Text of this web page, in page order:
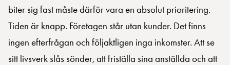
biter sig fast måste därför vara en absolut prioritering.
Tiden är knapp. Företagen står utan kunder. Det finns
ingen efterfrågan och följaktligen inga inkomster. Att se
sitt livsverk slås sönder, att friställa sina anställda och att